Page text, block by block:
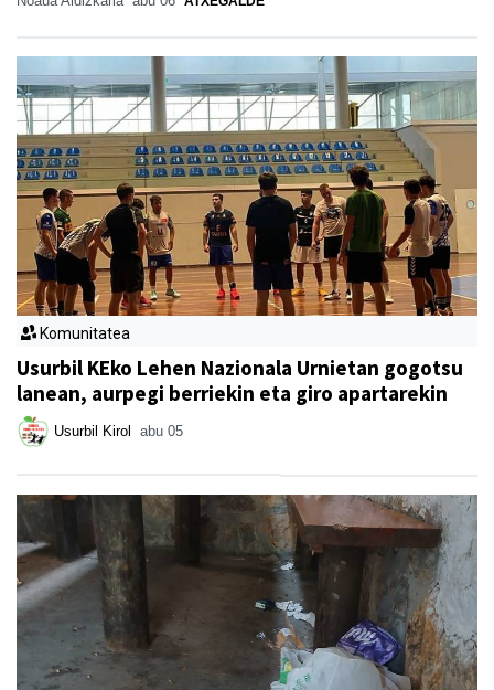
Komunitatea
Usurbil KEko Lehen Nazionala Urnietan gogotsu
lanean, aurpegi berriekin eta giro apartarekin
Usurbil Kirol abu 05